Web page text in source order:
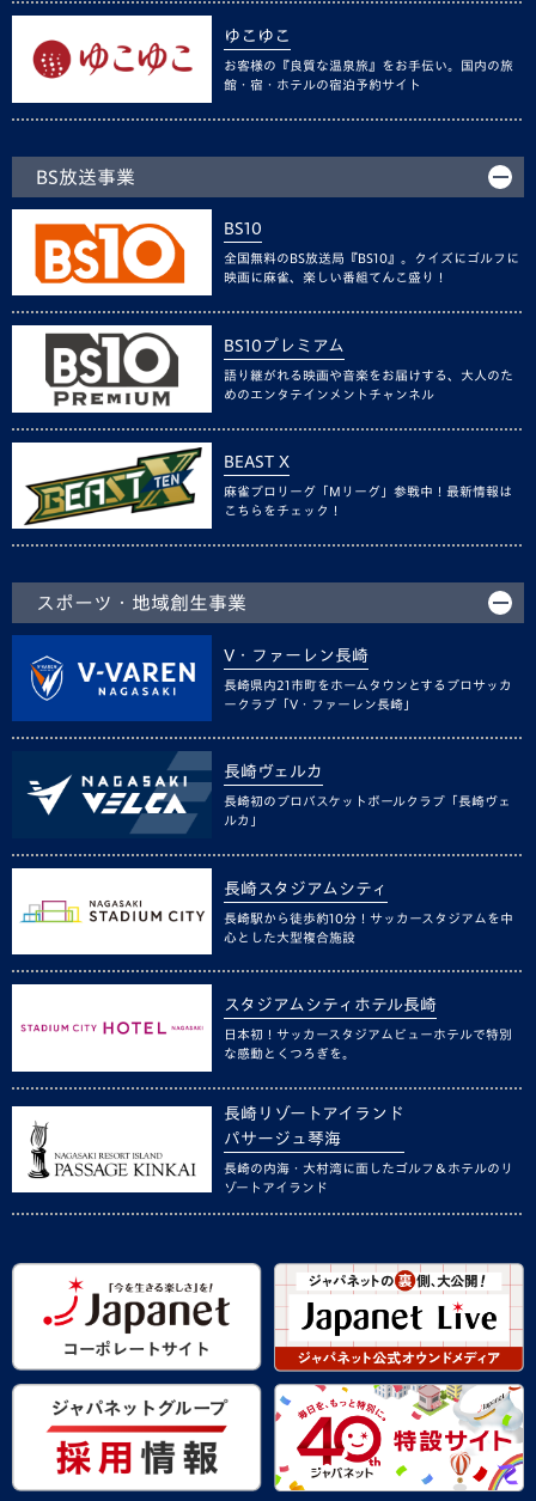
ゆこゆこ
お客様の『良質な温泉旅』をお手伝い。国内の旅
館・宿・ホテルの宿泊予約サイト
BS放送事業
BS10
全国無料のBS放送局『BS10』。クイズにゴルフに
映画に麻雀、楽しい番組てんこ盛り！
BS10プレミアム
語り継がれる映画や音楽をお届けする、大人のた
めのエンタテインメントチャンネル
BEAST X
麻雀プロリーグ「Mリーグ」参戦中！最新情報は
こちらをチェック！
スポーツ・地域創生事業
V・ファーレン長崎
長崎県内21市町をホームタウンとするプロサッカ
ークラブ「V・ファーレン長崎」
長崎ヴェルカ
長崎初のプロバスケットボールクラブ「長崎ヴェ
ルカ」
長崎スタジアムシティ
長崎駅から徒歩約10分！サッカースタジアムを中
心とした大型複合施設
スタジアムシティホテル長崎
日本初！サッカースタジアムビューホテルで特別
な感動とくつろぎを。
長崎リゾートアイランド
パサージュ琴海
長崎の内海・大村湾に面したゴルフ＆ホテルのリ
ゾートアイランド